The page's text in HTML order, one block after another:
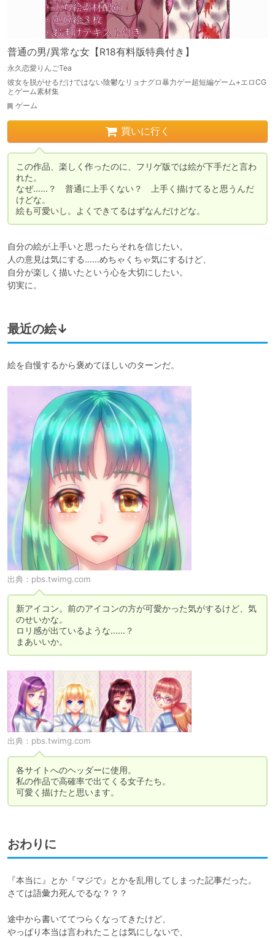
普通の男/異常な女【R18有料版特典付き】
永久恋愛りんごTea
彼女を脱がせるだけではない陰鬱なリョナグロ暴力ゲー超短編ゲーム+エロCG
とゲーム素材集
ゲーム
買いに行く
この作品、楽しく作ったのに、フリゲ版では絵が下手だと言わ
れた。
なぜ……？　普通に上手くない？　上手く描けてると思うんだ
けどな。
絵も可愛いし。よくできてるはずなんだけどな。
自分の絵が上手いと思ったらそれを信じたい。
人の意見は気にする……めちゃくちゃ気にするけど、
自分が楽しく描いたという心を大切にしたい。
切実に。
最近の絵↓
絵を自慢するから褒めてほしいのターンだ。
出典： pbs.twimg.com
新アイコン。前のアイコンの方が可愛かった気がするけど、気
のせいかな。
ロリ感が出ているような……？
まあいいか。
出典： pbs.twimg.com
各サイトへのヘッダーに使用。
私の作品で高確率で出てくる女子たち。
可愛く描けたと思います。
おわりに
『本当に』とか『マジで』とかを乱用してしまった記事だった。
さては語彙力死んでるな？？？
途中から書いててつらくなってきたけど、
やっぱり本当は言われたことは気にしないで、